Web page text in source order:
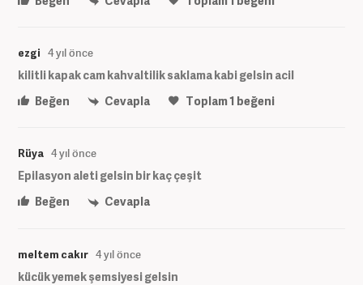
ezgi 4 yıl önce
kilitli kapak cam kahvaltilik saklama kabi gelsin acil
Beğen
Cevapla Toplam1 beğeni
Rüya 4 yıl önce
Epilasyon aleti gelsin bir kaç çeşit
Beğen
Cevapla
meltem cakır 4 yıl önce
kücük yemek şemsiyesi gelsin